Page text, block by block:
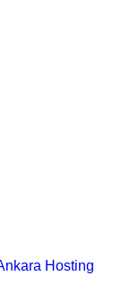
Hosting